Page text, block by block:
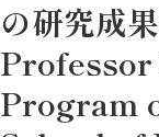
の研究成
Program